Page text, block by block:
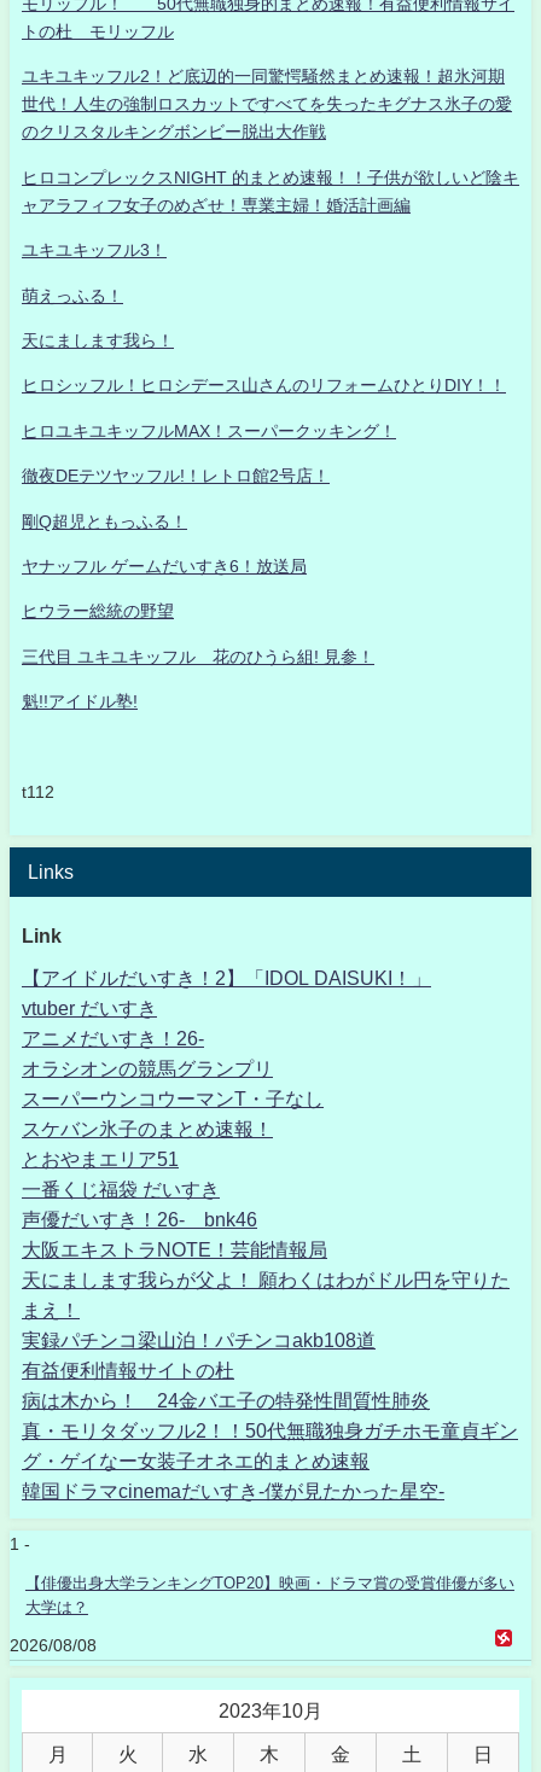
モリッフル！ 50代無職独身的まとめ速報！有益便利情報サイ
トの杜 モリッフル
ユキユキッフル2！ど底辺的一同驚愕騒然まとめ速報！超氷河期
世代！人生の強制ロスカットですべてを失ったキグナス氷子の愛
のクリスタルキングボンビー脱出大作戦
ヒロコンプレックスNIGHT 的まとめ速報！！子供が欲しいど陰キ
ャアラフィフ女子のめざせ！専業主婦！婚活計画編
ユキユキッフル3！
萌えっふる！
天にまします我ら！
ヒロシッフル！ヒロシデース山さんのリフォームひとりDIY！！
ヒロユキユキッフルMAX！スーパークッキング！
徹夜DEテツヤッフル!！レトロ館2号店！
剛Q超児ともっふる！
ヤナッフル ゲームだいすき6！放送局
ヒウラー総統の野望
三代目 ユキユキッフル 花のひうら組! 見参！
魁!!アイドル塾!
t112
Links
Link
【アイドルだいすき！2】「IDOL DAISUKI！」
vtuber だいすき
アニメだいすき！26-
オラシオンの競馬グランプリ
スーパーウンコウーマンT・子なし
スケバン氷子のまとめ速報！
とおやまエリア51
一番くじ福袋 だいすき
声優だいすき！26- bnk46
大阪エキストラNOTE！芸能情報局
天にまします我らが父よ！ 願わくはわがドル円を守りた
まえ！
実録パチンコ梁山泊！パチンコakb108道
有益便利情報サイトの杜
病は木から！ 24金バエ子の特発性間質性肺炎
真・モリタダッフル2！！50代無職独身ガチホモ童貞ギン
グ・ゲイなー女装子オネエ的まとめ速報
韓国ドラマcinemaだいすき-僕が見たかった星空-
1 -
【俳優出身大学ランキングTOP20】映画・ドラマ賞の受賞俳優が多い
大学は？
2026/08/08
2023年10月
月 火 水 木 金 土 日